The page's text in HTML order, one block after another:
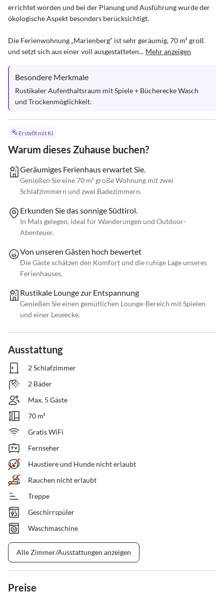
errichtet worden und bei der Planung und Ausführung wurde der
ökologische Aspekt besonders berücksichtigt.
Die Ferienwohnung „Marienberg“ ist sehr geräumig, 70 m² groß
und setzt sich aus einer voll ausgestatteten... Mehr anzeigen
Besondere Merkmale
Rustikaler Aufenthaltsraum mit Spiele + Bücherecke Wasch
und Trockenmöglichkeit.
Erstellt mit KI
Warum dieses Zuhause buchen?
Geräumiges Ferienhaus erwartet Sie.
Genießen Sie eine 70 m² große Wohnung mit zwei
Schlafzimmern und zwei Badezimmern.
Erkunden Sie das sonnige Südtirol.
In Mals gelegen, ideal für Wanderungen und Outdoor-
Abenteuer.
Von unseren Gästen hoch bewertet
Die Gäste schätzen den Komfort und die ruhige Lage unseres
Ferienhauses.
Rustikale Lounge zur Entspannung
Genießen Sie einen gemütlichen Lounge-Bereich mit Spielen
und einer Leseecke.
Ausstattung
2 Schlafzimmer
2 Bäder
Max. 5 Gäste
70 m²
Gratis WiFi
Fernseher
Haustiere und Hunde nicht erlaubt
Rauchen nicht erlaubt
Treppe
Geschirrspüler
Waschmaschine
Alle Zimmer/Ausstattungen anzeigen
Preise